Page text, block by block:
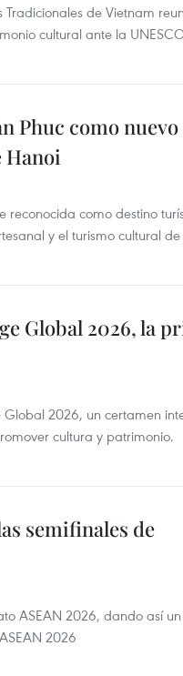
Tradicionales de Vietnam
cultural ante la
Phuc como nuevo
reconocida como destino
y el turismo cultural de
Global 2026, la
2026, un certamen
cultura y patrimonio.
semifinales de
ASEAN 2026, dando así
2026